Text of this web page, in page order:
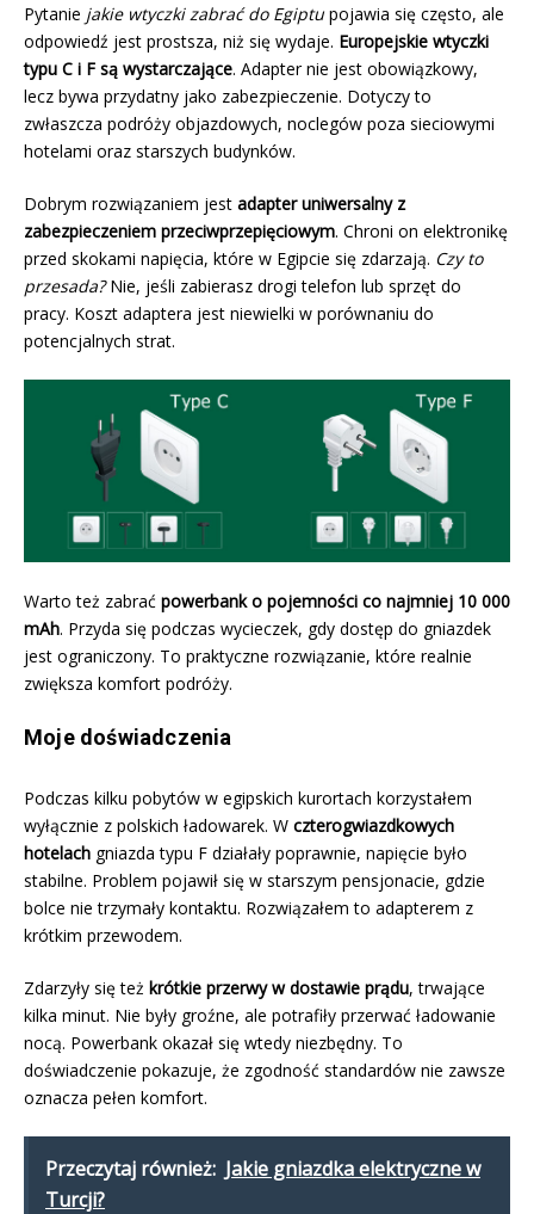
Pytanie jakie wtyczki zabrać do Egiptupojawia się często, ale
odpowiedź jest prostsza, niż się wydaje. Europejskie wtyczki
typu C i F są wystarczające. Adapter nie jest obowiązkowy,
lecz bywa przydatny jako zabezpieczenie. Dotyczy to
zwłaszcza podróży objazdowych, noclegów poza sieciowymi
hotelami oraz starszych budynków.
Dobrym rozwiązaniem jest adapter uniwersalny z
zabezpieczeniem przeciwprzepięciowym. Chroni on elektronikę
przed skokami napięcia, które w Egipcie się zdarzają. Czy to
przesada?Nie, jeśli zabierasz drogi telefon lub sprzęt do
pracy. Koszt adaptera jest niewielki w porównaniu do
potencjalnych strat.
Warto też zabrać powerbank o pojemności co najmniej 10 000
mAh. Przyda się podczas wycieczek, gdy dostęp do gniazdek
jest ograniczony. To praktyczne rozwiązanie, które realnie
zwiększa komfort podróży.
Moje doświadczenia
Podczas kilku pobytów w egipskich kurortach korzystałem
wyłącznie z polskich ładowarek. W czterogwiazdkowych
hotelach gniazda typu F działały poprawnie, napięcie było
stabilne. Problem pojawił się w starszym pensjonacie, gdzie
bolce nie trzymały kontaktu. Rozwiązałem to adapterem z
krótkim przewodem.
Zdarzyły się też krótkie przerwy w dostawie prądu, trwające
kilka minut. Nie były groźne, ale potrafiły przerwać ładowanie
nocą. Powerbank okazał się wtedy niezbędny. To
doświadczenie pokazuje, że zgodność standardów nie zawsze
oznacza pełen komfort.
Przeczytaj również: Jakie gniazdka elektryczne w
Turcji?